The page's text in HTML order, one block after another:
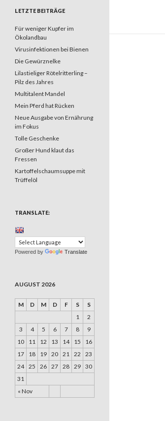
LETZTE BEITRÄGE
Für weniger Kupfer im
Ökolandbau
Virusinfektionen bei Bienen
Die Gewürznelke
Lilastieliger Rötelritterling –
Pilz des Jahres
Multitalent Mandel
Mein Pferd hat Rücken
Neue Ausgabe von Ernährung
im Fokus
Tolle Geschenke
Großer Hund klaut das
Fressen
Kartoffelschaumsuppe mit
Trüffelöl
TRANSLATE:
Powered by Translate
AUGUST 2026
M D M D F S S
« Nov
1
2
3
4 5 6 7 8
9
10
11 12 13 14 15
16
17
18 19 20 21 22
23
24 25 26 27 28 29 30
31